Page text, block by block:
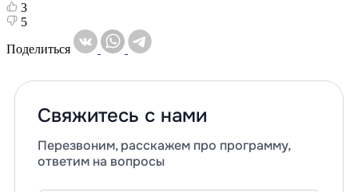
3
5
Поделиться
Свяжитесь с нами
Перезвоним, расскажем про программу,
ответим на вопросы